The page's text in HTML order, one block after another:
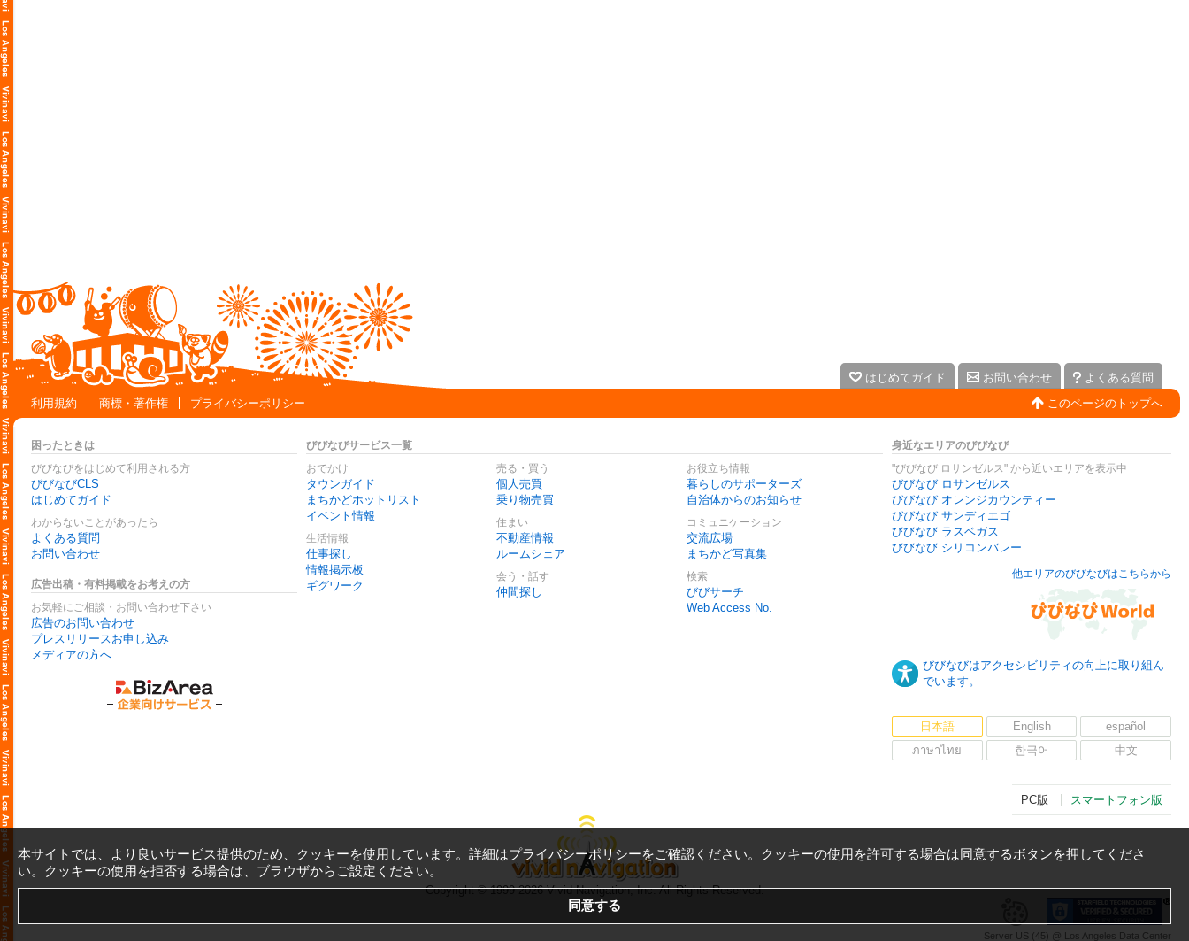
はじめてガイド お問い合わせ
よくある質問
利用規約
商標・著作権 プライバシーポリシー このページのトップへ
困ったときは
びびなびをはじめて利用される方
びびなびCLS
はじめてガイド
わからないことがあったら
よくある質問
お問い合わせ
広告出稿・有料掲載をお考えの方
お気軽にご相談・お問い合わせ下さい
広告のお問い合わせ
プレスリリースお申し込み
メディアの方へ
びびなびサービス一覧
おでかけ
タウンガイド
まちかどホットリスト
イベント情報
生活情報
仕事探し
情報掲示板
ギグワーク
売る・買う
個人売買
乗り物売買
住まい
不動産情報
ルームシェア
会う・話す
仲間探し
お役立ち情報
暮らしのサポーターズ
自治体からのお知らせ
コミュニケーション
交流広場
まちかど写真集
検索
びびサーチ
Web Access No.
身近なエリアのびびなび
"びびなび ロサンゼルス" から近いエリアを表示中
びびなび ロサンゼルス
びびなび オレンジカウンティー
びびなび サンディエゴ
びびなび ラスベガス
びびなび シリコンバレー
他エリアのびびなびはこちらから
びびなびはアクセシビリティの向上に取り組ん
でいます。
日本語 English
español
ภาษาไทย
한국어 中文
PC版 スマートフォン版
Copyright © 1999-2026Vivid Navigation, Inc.All Rights Reserved.
Server US (45) @ Los Angeles Data Center
本サイトでは、より良いサービス提供のため、クッキーを使用しています。詳細はプライバシーポリシーをご確認ください。クッキーの使用を許可する場合は同意するボタンを押してくださ
い。クッキーの使用を拒否する場合は、ブラウザからご設定ください。